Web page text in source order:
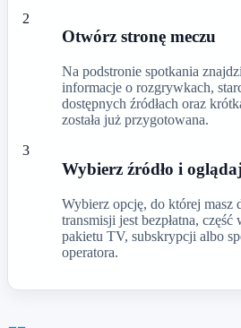
2
Otwórz stronę meczu
Na podstronie spotkania
informacje o rozgrywkach,
dostępnych źródłach oraz
została już przygotowana.
3
Wybierz źródło i oglądaj
Wybierz opcję, do której masz
transmisji jest bezpłatna, część
pakietu TV, subskrypcji albo
operatora.